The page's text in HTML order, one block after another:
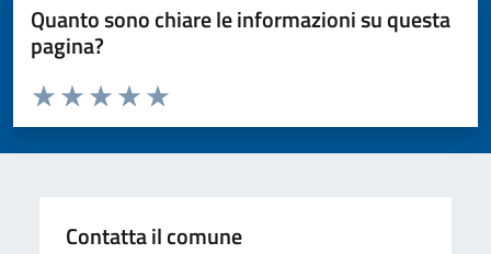
Quanto sono chiare le informazioni su questa
pagina?
Valuta da 1 a 5 stelle la pagina
Valuta 5 stelle su 5
Valuta 4 stelle su 5
Valuta 3 stelle su 5
Valuta 2 stelle su 5
Valuta 1 stelle su 5
Contatta il comune